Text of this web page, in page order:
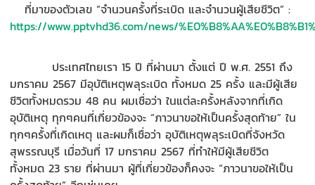
ที่มาของตัวเลข “จำนวนครั้งที่ระเบิด และจำนวนผู้เสียชีวิต” :
https://www.pptvhd36.com/news/
ประเทศไทยเรา 15ปี ที่ผ่านมา ตั้งแต่ ปี พ.ศ. 2551ถึง
มกราคม2567 มีอุบัติเหตุพลุระเบิด ทั้งหมด25 ครั้ง และมีผู้เสีย
ชีวิตทั้งหมดรวม48 คน ผมเชื่อว่า ในแต่ละครั้งหลังจากที่เกิด
อุบัติเหตุ ทุกๆคนที่เกี่ยวข้องจะ“ภาวนาขอให้เป็นครั้งสุดท้าย” ใน
ทุกๆครั้งที่เกิดเหตุ และผมก็เชื่อว่า อุบัติเหตุพลุระเบิดที่จังหวัด
สุพรรณบุรี เมื่อวันที่17 มกราคม2567 ที่ทำให้มีผู้เสียชีวิต
ทั้งหมด23ราย ที่ผ่านมา ผู้ที่เกี่ยวข้องก็คงจะ“ภาวนาขอให้เป็น